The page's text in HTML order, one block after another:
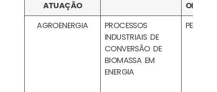
ATUAÇÃO
OPÇÃO
AGROENERGIA
PROCESSOS
INDUSTRIAIS DE
CONVERSÃO DE
BIOMASSA EM
ENERGIA